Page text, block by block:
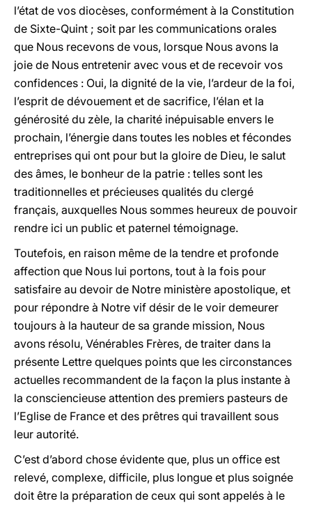
l’état de vos diocèses, conformément à la Constitution
de Sixte-Quint ; soit par les communications orales
que Nous recevons de vous, lorsque Nous avons la
joie de Nous entretenir avec vous et de recevoir vos
confidences : Oui, la dignité de la vie, l’ardeur de la foi,
l’esprit de dévouement et de sacrifice, l’élan et la
générosité du zèle, la charité inépuisable envers le
prochain, l’énergie dans toutes les nobles et fécondes
entreprises qui ont pour but la gloire de Dieu, le salut
des âmes, le bonheur de la patrie : telles sont les
traditionnelles et précieuses qualités du clergé
français, auxquelles Nous sommes heureux de pouvoir
rendre ici un public et paternel témoignage.
Toutefois, en raison même de la tendre et profonde
affection que Nous lui portons, tout à la fois pour
satisfaire au devoir de Notre ministère apostolique, et
pour répondre à Notre vif désir de le voir demeurer
toujours à la hauteur de sa grande mission, Nous
avons résolu, Vénérables Frères, de traiter dans la
présente Lettre quelques points que les circonstances
actuelles recommandent de la façon la plus instante à
la consciencieuse attention des premiers pasteurs de
l’Eglise de France et des prêtres qui travaillent sous
leur autorité.
C’est d’abord chose évidente que, plus un office est
relevé, complexe, difficile, plus longue et plus soignée
doit être la préparation de ceux qui sont appelés à le